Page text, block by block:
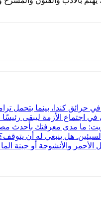
حرائق كندا، بينما يتحمل
اجتماع الأزمة ليبقى رئيسًا
ما مدى معرفتك بأحدث
هل ينبغي له أن
والأنشوجة أو جبنة